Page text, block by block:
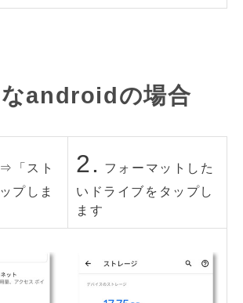
androidの場合
「スト
プしま
2.
フォーマットした
いドライブをタップし
ます